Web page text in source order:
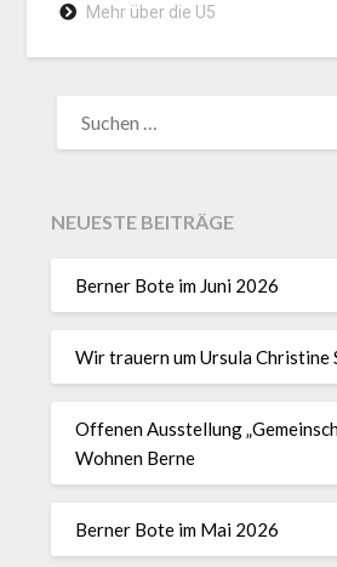
Mehr über die U5
NEUESTE BEITRÄGE
Berner Bote im Juni 2026
Wir trauern um Ursula Christine
Offenen Ausstellung
Wohnen Berne
Berner Bote im Mai 2026